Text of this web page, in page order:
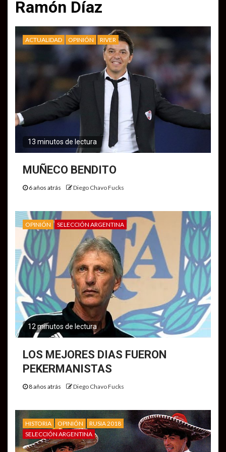
Ramón Díaz
ACTUALIDAD OPINIÓN RIVER
13 minutos de lectura
MUÑECO BENDITO
6 años atrás Diego Chavo Fucks
OPINIÓN SELECCIÓN ARGENTINA
12 minutos de lectura
LOS MEJORES DIAS FUERON
PEKERMANISTAS
8 años atrás Diego Chavo Fucks
HISTORIA OPINIÓN
RUSIA 2018
SELECCIÓN ARGENTINA